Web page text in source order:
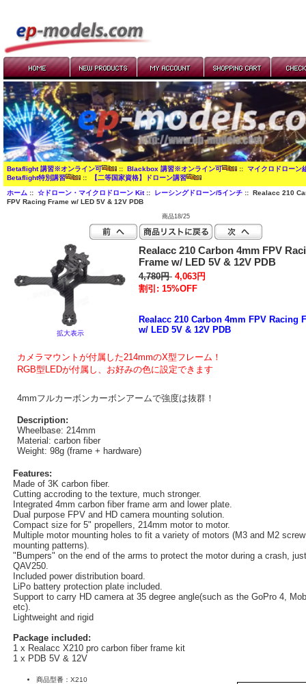
Betaflight 講習※オンライン可 :: Blackbox 講習※オンライン可 :: マイクロドローン
Betaflight特別講習
:: 【二等国家資格】ドローン講習
ホーム:: ☆ドローン・マイクロドローン Kit:: レーシングドローン/5インチ:: Realacc 210
FPV Racing Frame w/ LED 5V & 12V PDB
商品18/25
拡大表示
Realacc 210 Carbon 4mm FPV
Frame w/ LED 5V & 12V PDB
4,780円 4,063円
割引: 15%OFF
Realacc 210 Carbon 4mm FPV Racing
w/ LED 5V & 12V PDB
カメラマウントが付属した214mmのX型フレーム！
RGB型LEDが付属し、お好みの色に設定できます
4mmフルカーボンカーボンアームで強度は抜群！
Description:
Wheelbase: 214mm
Material: carbon fiber
Weight: 98g (frame + hardware)
Features:
Made of 3K carbon fiber.
Cutting accroding to the texture, much stronger.
Integrated 4mm carbon fiber frame arm and lower plate.
Dual purpose FPV and HD camera mounting solution.
Compact size for 5" propellers, 214mm motor to motor.
Multiple motor mounting holes to fit a variety of motors (M3 and M2 screw
mounting patterns).
"Bumpers" on the end of the arms to protect the motor during a crash,
QAV250.
Included power distribution board.
LiPo battery protection plate included.
Support to carry HD camera at 35 degree angle(such as the GoPro 4,
etc).
Lightweight and rigid
Package included:
1 x Realacc X210 pro carbon fiber frame kit
1 x PDB 5V & 12V
商品型番：X210